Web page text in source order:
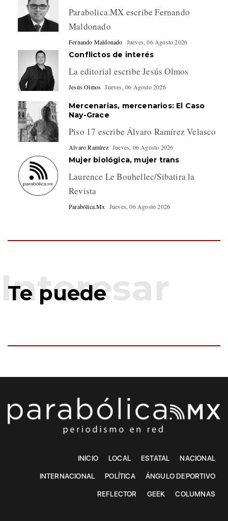
Parabolica.MX escribe Fernando
Maldonado
Fernando Maldonado Jueves, 06 Agosto 2026
Conflictos de interés
La editorial escribe Jesús Olmos
Jesús Olmos Jueves, 06 Agosto 2026
Mercenarias, mercenarios: El Caso
Nay-Grace
Piso 17 escribe Álvaro Ramírez Velasco
Alvaro Ramírez Jueves, 06 Agosto 2026
Mujer biológica, mujer trans
Laurence Le Bouhellec/Sibatira la
Revista
Parabólica.Mx Jueves, 06 Agosto 2026
Te puede
INICIO LOCAL ESTATAL NACIONAL
INTERNACIONAL POLÍTICA ÁNGULO DEPORTIVO
REFLECTOR GEEK COLUMNAS